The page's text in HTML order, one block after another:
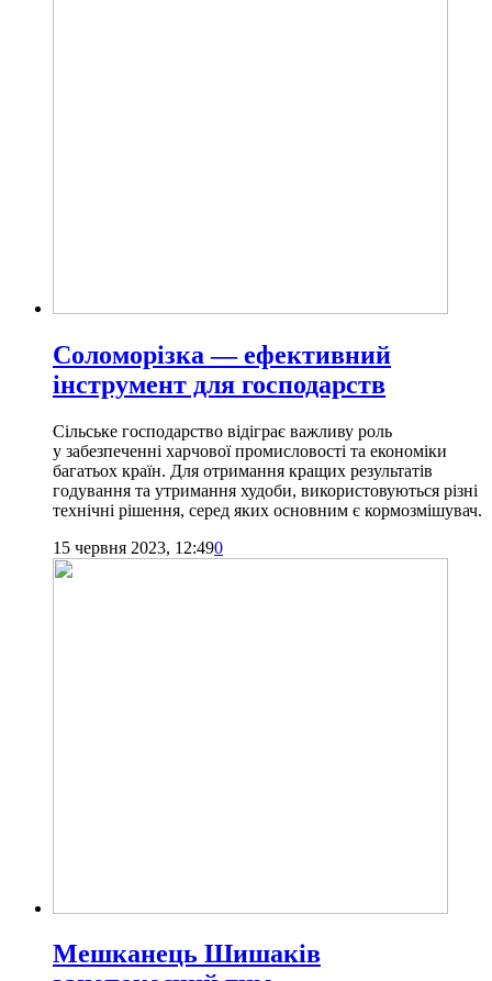
Соломорізка — ефективний
інструмент для господарств
Сільське господарство відіграє важливу роль
у забезпеченні харчової промисловості та економіки
багатьох країн. Для отримання кращих результатів
годування та утримання худоби, використовуються різні
технічні рішення, серед яких основним є кормозмішувач.
15 червня 2023, 12:490
Мешканець Шишаків